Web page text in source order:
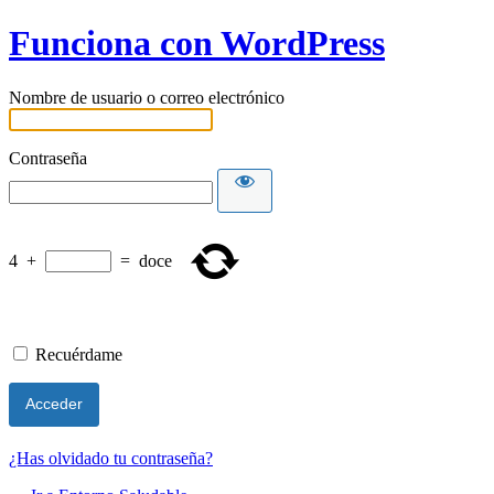
Funciona con WordPress
Nombre de usuario o correo electrónico
Contraseña
4 + = doce
Recuérdame
¿Has olvidado tu contraseña?